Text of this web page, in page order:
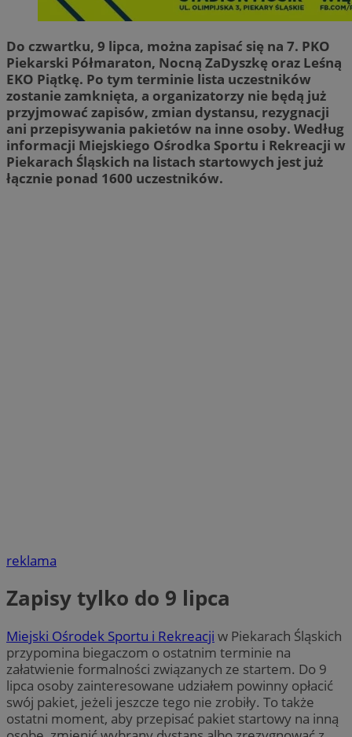
Do czwartku, 9 lipca, można zapisać się na 7. PKO
Piekarski Półmaraton, Nocną ZaDyszkę oraz Leśną
EKO Piątkę. Po tym terminie lista uczestników
zostanie zamknięta, a organizatorzy nie będą już
przyjmować zapisów, zmian dystansu, rezygnacji
ani przepisywania pakietów na inne osoby. Według
informacji Miejskiego Ośrodka Sportu i Rekreacji w
Piekarach Śląskich na listach startowych jest już
łącznie ponad 1600 uczestników.
reklama
Zapisy tylko do 9 lipca
Miejski Ośrodek Sportu i Rekreacji w Piekarach Śląskich
przypomina biegaczom o ostatnim terminie na
załatwienie formalności związanych ze startem. Do 9
lipca osoby zainteresowane udziałem powinny opłacić
swój pakiet, jeżeli jeszcze tego nie zrobiły. To także
ostatni moment, aby przepisać pakiet startowy na inną